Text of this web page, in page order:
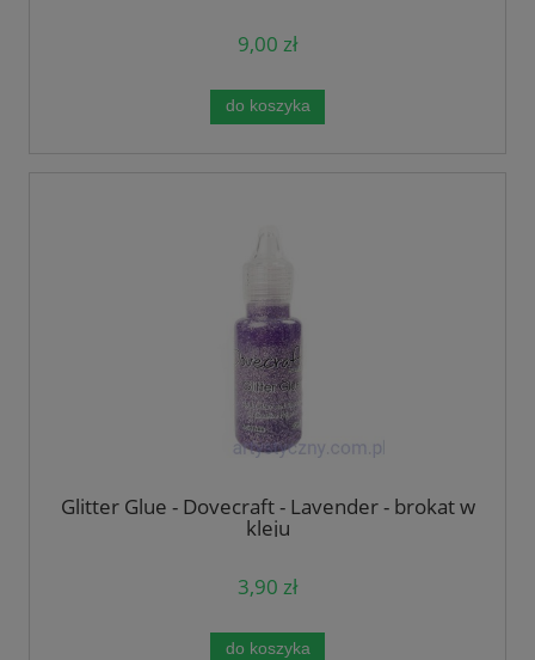
9,00 zł
do koszyka
Glitter Glue - Dovecraft - Lavender - brokat w
kleju
3,90 zł
do koszyka